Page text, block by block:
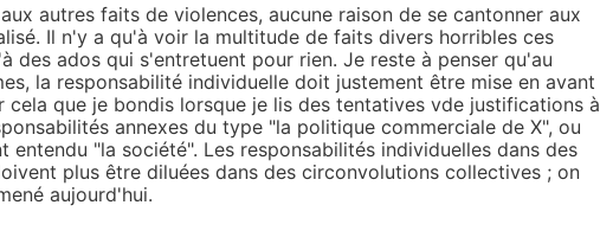
autres faits de violences, aucune raison de se cantonner aux
Il n'y a qu'à voir la multitude de faits divers horribles ces
des ados qui s'entretuent pour rien. Je reste à penser qu'au
la responsabilité individuelle doit justement être mise en avant
cela que je bondis lorsque je lis des tentatives vde justifications à
annexes du type "la politique commerciale de X", ou
entendu "la société". Les responsabilités individuelles dans des
plus être diluées dans des circonvolutions collectives ; on
aujourd'hui.